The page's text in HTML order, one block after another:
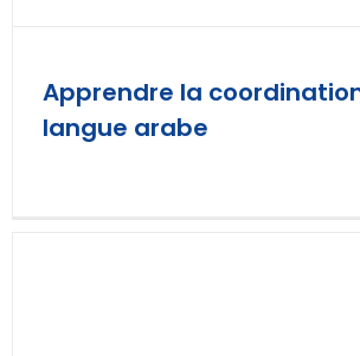
Apprendre la
langue arabe